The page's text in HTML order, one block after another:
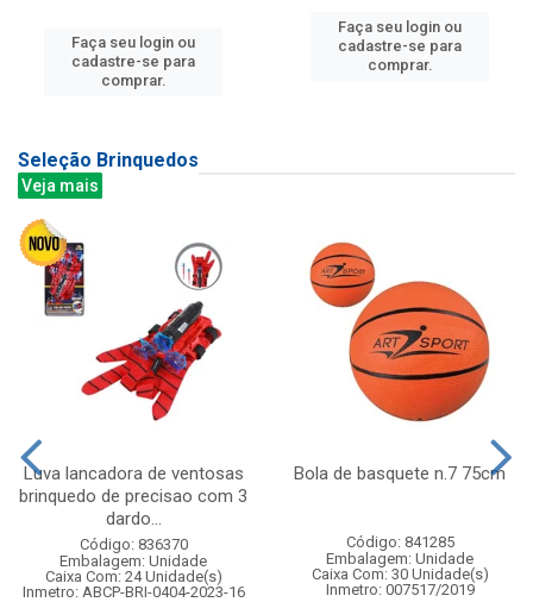
Faça seu login ou
cadastre-se para
comprar.
Faça seu login ou
cadastre-se para
comprar.
Seleção Brinquedos
Veja mais
Luva lancadora de ventosas
brinquedo de precisao com 3
dardo...
Código: 836370
Embalagem: Unidade
Caixa Com: 24 Unidade(s)
Inmetro: ABCP-BRI-0404-2023-16
Bola de basquete n.7 75cm
Código: 841285
Embalagem: Unidade
Caixa Com: 30 Unidade(s)
Inmetro: 007517/2019